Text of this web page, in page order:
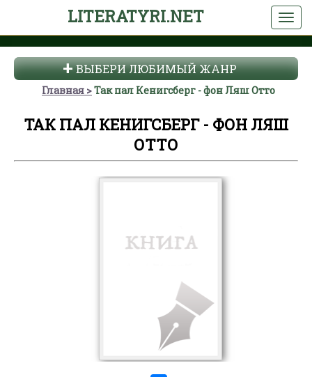
LITERATYRI.NET
ВЫБЕРИ ЛЮБИМЫЙ ЖАНР
Главная Так пал Кенигсберг - фон Ляш Отто
ТАК ПАЛ КЕНИГСБЕРГ - ФОН ЛЯШ
ОТТО